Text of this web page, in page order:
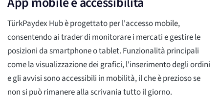
TürkPaydex Hub è progettato per l'accesso mobile,
consentendo ai trader di monitorare i mercati e gestire le
posizioni da smartphone o tablet. Funzionalità principali
come la visualizzazione dei grafici, l'inserimento degli ordini
e gli avvisi sono accessibili in mobilità, il che è prezioso se
non si può rimanere alla scrivania tutto il giorno.